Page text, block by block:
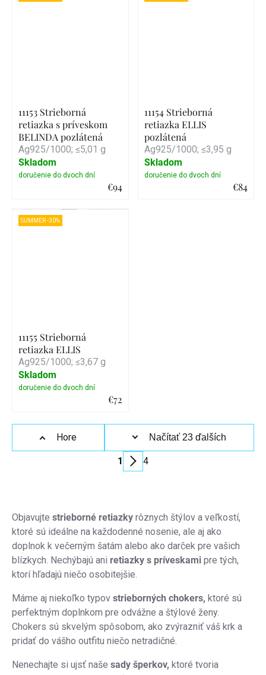
11153 Strieborná
retiazka s príveskom
BELINDA pozlátená
Ag925/1000; ≤5,01 g
€94
Detail
Skladom
11154 Strieborná
retiazka ELLIS
pozlátená
Ag925/1000; ≤3,95 g
€84
Skladom
SUMMER -30%
11155 Strieborná
retiazka ELLIS
Ag925/1000; ≤3,67 g
€72
Detail
Skladom
Ovládacie
prvky
Načítať 23 ďalších
Stránkovanie
1 4
Hore
Objavujte strieborné retiazky rôznych štýlov a veľkostí,
ktoré sú ideálne na každodenné nosenie, ale aj ako
doplnok k večerným šatám alebo ako darček pre vašich
blízkych. Nechýbajú ani retiazky s príveskami pre tých,
ktorí hľadajú niečo osobitejšie.
Máme aj niekoľko typov strieborných chokers, ktoré sú
perfektným doplnkom pre odvážne a štýlové ženy.
Chokers sú skvelým spôsobom, ako zvýrazniť váš krk a
pridať do vášho outfitu niečo netradičné.
Nenechajte si ujsť naše sady šperkov, ktoré tvoria